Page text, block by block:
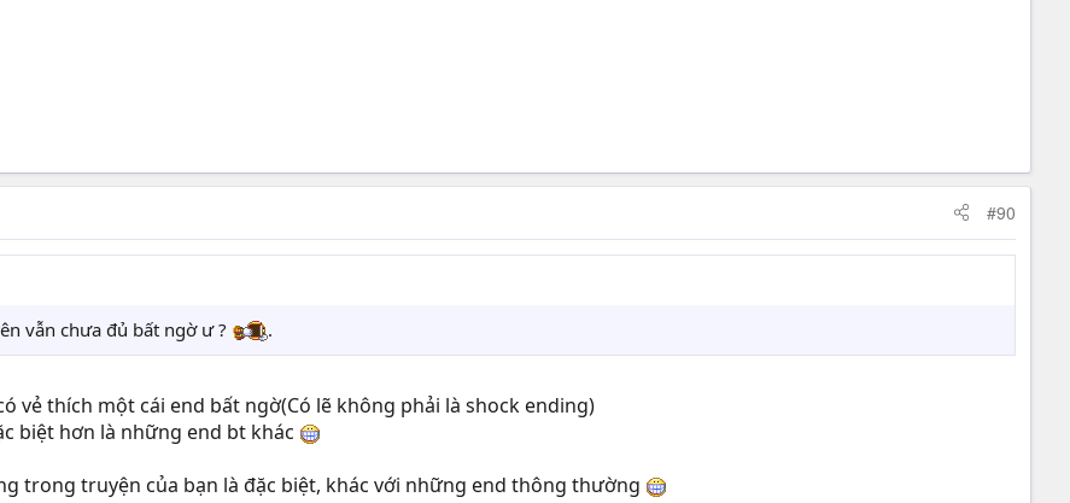
#90
vẫn chưa đủ bất ngờ ư ? .
vẻ thích một cái end bất ngờ(Có lẽ không phải là shock ending)
biệt hơn là những end bt khác
trong truyện của bạn là đặc biệt, khác với những end thông thường